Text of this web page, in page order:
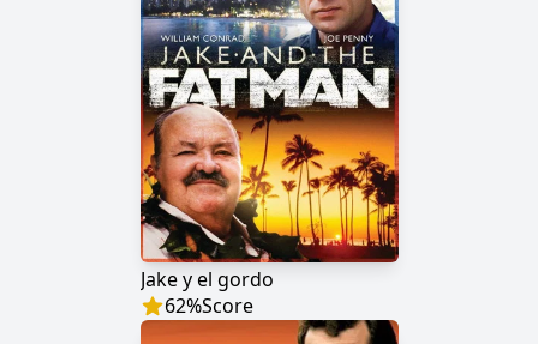
Jake y el gordo
62%Score